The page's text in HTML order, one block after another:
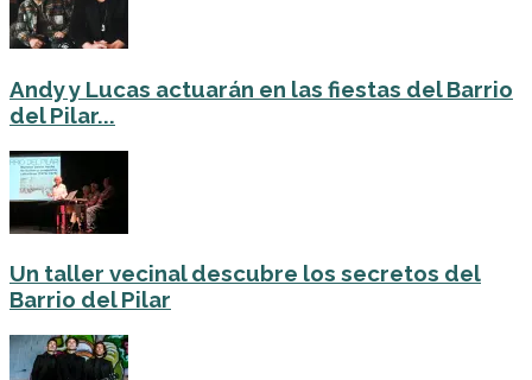
Andy y Lucas actuarán en las fiestas del Barrio
del Pilar...
Un taller vecinal descubre los secretos del
Barrio del Pilar